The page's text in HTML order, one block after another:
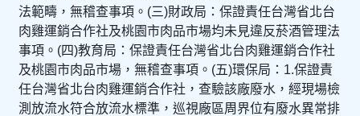
法範疇，無稽查事項。(三)財政局：保證責任台灣省北台
肉雞運銷合作社及桃園市肉品市場均未見違反菸酒管理法
事項。(四)教育局：保證責任台灣省北台肉雞運銷合作社
及桃園市肉品市場，無稽查事項。(五)環保局：1.保證責
任台灣省北台肉雞運銷合作社，查驗該廠廢水，經現場檢
測放流水符合放流水標準，巡視廠區周界位有廢水異常排